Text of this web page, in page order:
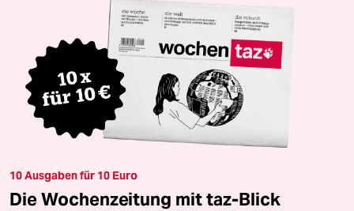
10 Ausgaben für 10 Euro
Die Wochenzeitung mit taz-Blick